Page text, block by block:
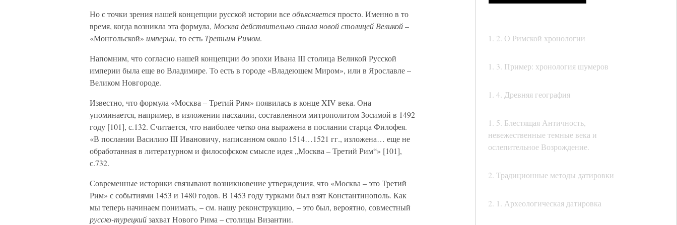
1. 2. О Римской хронологии
1. 3. Пример: хронология шумеров
1. 4. Древняя география
1. 5. Блестящая Античность,
невежественные темные века и
ослепительное Возрождение.
2. Традиционные методы датировки
2. 1. Археологическая датировка
Но с точки зрения нашей концепции русской истории всеобъясняетсяпросто. Именно в то
время, когда возникла эта формула, Москва действительно стала новой столицей Великой–
«Монгольской» империи, то есть Третьим Римом.
Напомним, что согласно нашей концепции доэпохи Ивана III столица Великой Русской
империи была еще во Владимире. То есть в городе «Владеющем Миром», или в Ярославле –
Великом Новгороде.
Известно, что формула «Москва – Третий Рим» появилась в конце XIV века. Она
упоминается, например, в изложении пасхалии, составленном митрополитом Зосимой в 1492
году [101], с.132. Считается, что наиболее четко она выражена в послании старца Филофея.
«В послании Василию III Ивановичу, написанном около 1514…1521 гг., изложена… еще не
обработанная в литературном и философском смысле идея „Москва – Третий Рим“» [101],
с.732.
Современные историки связывают возникновение утверждения, что «Москва – это Третий
Рим» с событиями 1453 и 1480 годов. В 1453 году турками был взят Константинополь. Как
мы теперь начинаем понимать, – см. нашу реконструкцию, – это был, вероятно, совместный
русско-турецкийзахват Нового Рима – столицы Византии.